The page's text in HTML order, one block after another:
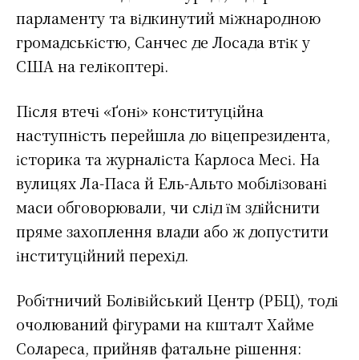
парламенту та відкинутий міжнародною
громадськістю, Санчес де Лосада втік у
США на гелікоптері.
Після втечі «Ґоні» конституційна
наступність перейшла до віцепрезидента,
історика та журналіста Карлоса Месі. На
вулицях Ла-Паса й Ель-Альто мобілізовані
маси обговорювали, чи слід їм здійснити
пряме захоплення влади або ж допустити
інституційний перехід.
Робітничий Болівійський Центр (РБЦ), тоді
очолюваний фігурами на кшталт Хайме
Солареса, прийняв фатальне рішення: